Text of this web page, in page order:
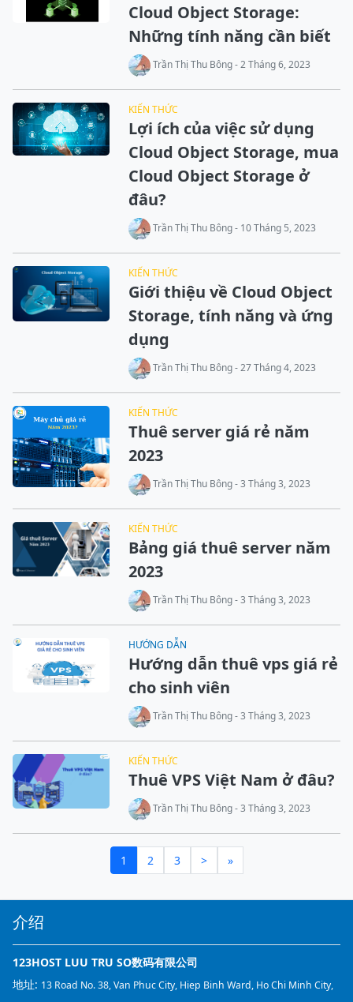
Cloud Object Storage:
Những tính năng cần biết
Trần Thị Thu Bông - 2 Tháng 6, 2023
KIẾN THỨC
Lợi ích của việc sử dụng
Cloud Object Storage, mua
Cloud Object Storage ở
đâu?
Trần Thị Thu Bông - 10 Tháng 5, 2023
KIẾN THỨC
Giới thiệu về Cloud Object
Storage, tính năng và ứng
dụng
Trần Thị Thu Bông - 27 Tháng 4, 2023
KIẾN THỨC
Thuê server giá rẻ năm
2023
Trần Thị Thu Bông - 3 Tháng 3, 2023
KIẾN THỨC
Bảng giá thuê server năm
2023
Trần Thị Thu Bông - 3 Tháng 3, 2023
HƯỚNG DẪN
Hướng dẫn thuê vps giá rẻ
cho sinh viên
Trần Thị Thu Bông - 3 Tháng 3, 2023
KIẾN THỨC
Thuê VPS Việt Nam ở đâu?
Trần Thị Thu Bông - 3 Tháng 3, 2023
1 2 3 > »
介绍
123HOST LUU TRU SO数码有限公司
地址: 13 Road No. 38, Van Phuc City, Hiep Binh Ward, Ho Chi Minh City,